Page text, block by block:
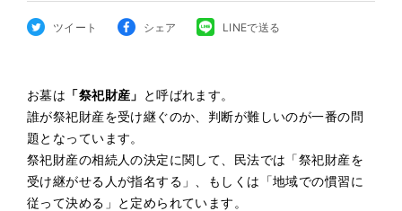
ツイート シェア LINEで送る
お墓は 「祭祀財産」 と呼ばれます。
誰が祭祀財産を受け継ぐのか、判断が難しいのが一番の問
題となっています。
祭祀財産の相続人の決定に関して、民法では「祭祀財産を
受け継がせる人が指名する」、もしくは「地域での慣習に
従って決める」と定められています。